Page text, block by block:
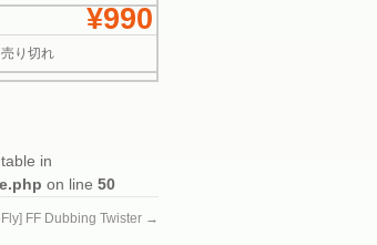
¥990
売り切れ
in
on line 50
FF Dubbing Twister →